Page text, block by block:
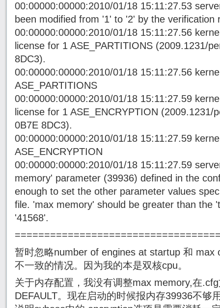
00:00000:00000:2010/01/18 15:11:27.53
been modified from '1' to '2' by the verification
00:00000:00000:2010/01/18 15:11:27.56
license for 1 ASE_PARTITIONS (2009.1231/
8DC3).
00:00000:00000:2010/01/18 15:11:27.56
ASE_PARTITIONS
00:00000:00000:2010/01/18 15:11:27.59
license for 1 ASE_ENCRYPTION (2009.1231/
0B7E 8DC3).
00:00000:00000:2010/01/18 15:11:27.59
ASE_ENCRYPTION
00:00000:00000:2010/01/18 15:11:27.59
memory' parameter (39936) defined in the
enough to set the other parameter values
file. 'max memory' should be greater than the
'41568'.
暂时忽略number of engines at startup 和 max
不一致的情况。因为我的本是双核cpu。
关于内存配置，我没有调整max memory,在
DEFAULT。现在启动的时候报内存39936不够